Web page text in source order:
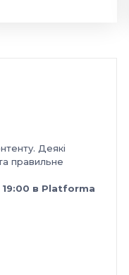
Деякі
правильне
19:00 в Platforma